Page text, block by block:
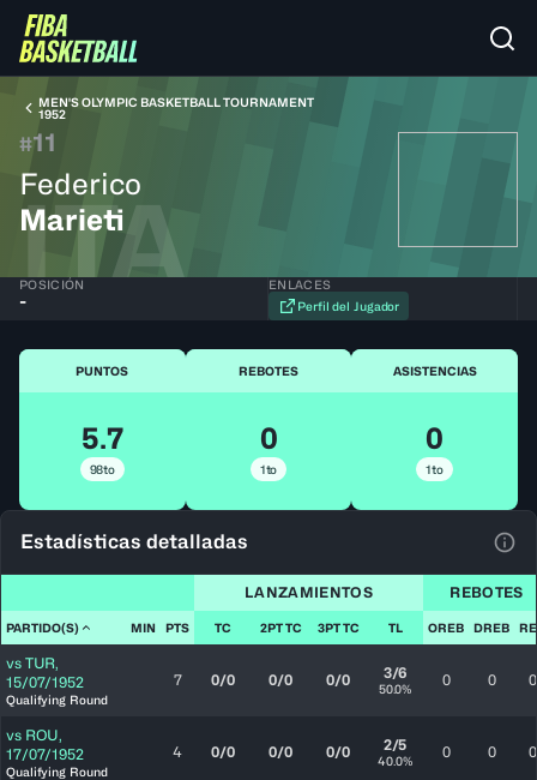
MEN'S OLYMPIC BASKETBALL TOURNAMENT
1952
#11
Federico
Marieti
ITA
POSICIÓN
-
ENLACES
Perfil del Jugador
PUNTOS
5.7
98to
REBOTES
0
1to
ASISTENCIAS
0
1to
Estadísticas detalladas
LANZAMIENTOS REBOTES
PARTIDO(S) MIN PTS TC 2PT TC 3PT TC TL OREB DREB
vs TUR,
15/07/1952
Qualifying Round
7 0/0 0/0 0/0 3/6
50.0% 0 0 0
vs ROU,
17/07/1952
Qualifying Round
4 0/0 0/0 0/0 2/5
40.0% 0 0 0